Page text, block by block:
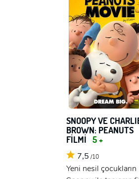
SNOOPY VE
BROWN: PEANUTS
FİLMİ 5 +
7,5 /10
Yeni nesil çocukların